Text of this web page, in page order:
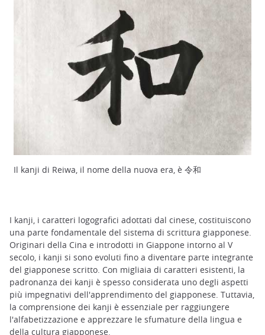
Il kanji di Reiwa, il nome della nuova era, è 令和
I kanji, i caratteri logografici adottati dal cinese, costituiscono
una parte fondamentale del sistema di scrittura giapponese.
Originari della Cina e introdotti in Giappone intorno al V
secolo, i kanji si sono evoluti fino a diventare parte integrante
del giapponese scritto. Con migliaia di caratteri esistenti, la
padronanza dei kanji è spesso considerata uno degli aspetti
più impegnativi dell'apprendimento del giapponese. Tuttavia,
la comprensione dei kanji è essenziale per raggiungere
l'alfabetizzazione e apprezzare le sfumature della lingua e
della cultura giapponese.